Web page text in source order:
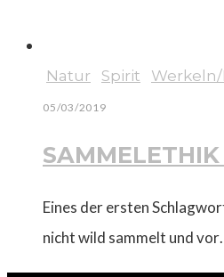
Natur Spirit Werkeln/
05/03/2019
Eines der ersten
nicht wild sammelt und